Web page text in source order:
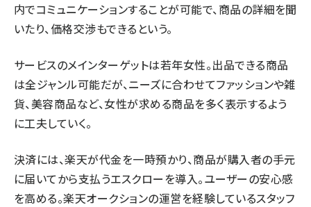
内でコミュニケーションすることが可能で、商品の詳細を聞
いたり、価格交渉もできるという。
サービスのメインターゲットは若年女性。出品できる商品
は全ジャンル可能だが、ニーズに合わせてファッションや雑
貨、美容商品など、女性が求める商品を多く表示するよう
に工夫していく。
決済には、楽天が代金を一時預かり、商品が購入者の手元
に届いてから支払うエスクローを導入。ユーザーの安心感
を高める。楽天オークションの運営を経験しているスタッフ